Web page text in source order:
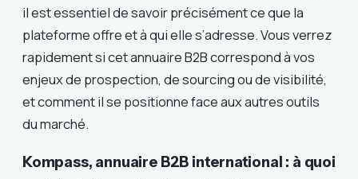
il est essentiel de savoir précisément ce que la
plateforme offre et à qui elle s’adresse. Vous verrez
rapidement si cet annuaire B2B correspond à vos
enjeux de prospection, de sourcing ou de visibilité,
et comment il se positionne face aux autres outils
du marché.
Kompass, annuaire B2B international : à quoi